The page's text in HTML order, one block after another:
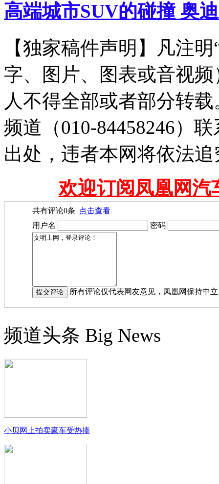
高端城市SUV的碰撞 奥
【独家稿件声明】凡注
字、图片、图表或音视
人不得全部或者部分转
频道（010-84458246）
出处，违者本网将依法追
欢迎订阅凤凰网汽
共有评论0条
点击查看
用户名
密码
所有评论仅代表网友意见，凤凰网保持中
频道头条 Big News
小贝网上拍卖豪车受热捧